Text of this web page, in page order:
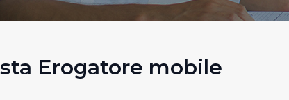
Erogatore mobile